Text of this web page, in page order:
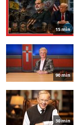
15 min
90 min
30 min